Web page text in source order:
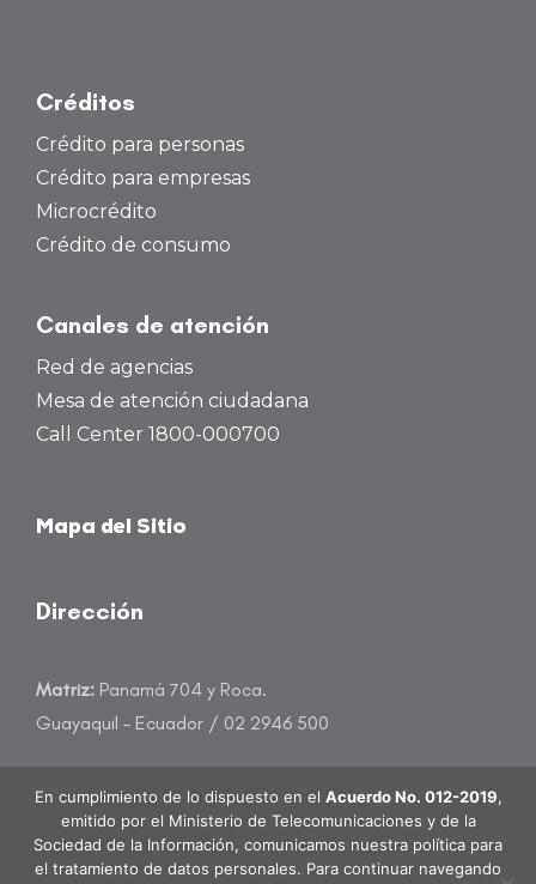
Créditos
Crédito para personas
Crédito para empresas
Microcrédito
Crédito de consumo
Canales de atención
Red de agencias
Mesa de atención ciudadana
Call Center 1800-000700
Mapa del Sitio
Dirección
Matriz: Panamá 704 y Roca.
Guayaquil – Ecuador / 02 2946 500
atencioncliente@banecuador.fin.ec
En cumplimiento de lo dispuesto en el Acuerdo No. 012-2019,
emitido por el Ministerio de Telecomunicaciones y de la
Sociedad de la Información, comunicamos nuestra política para
el tratamiento de datos personales. Para continuar navegando